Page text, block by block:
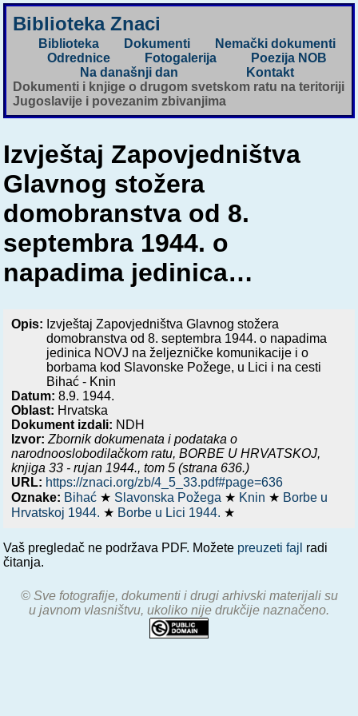
Biblioteka Znaci
Biblioteka Dokumenti
Nemački dokumenti
Odrednice
Fotogalerija
Poezija NOB
Na današnji dan
Kontakt
Dokumenti i knjige o drugom svetskom ratu na teritoriji
Jugoslavije i povezanim zbivanjima
Izvještaj Zapovjedništva
Glavnog stožera
domobranstva od 8.
septembra 1944. o
napadima jedinica…
Opis: Izvještaj Zapovjedništva Glavnog stožera
domobranstva od 8. septembra 1944. o napadima
jedinica NOVJ na željezničke komunikacije i o
borbama kod Slavonske Požege, u Lici i na cesti
Bihać - Knin
Datum:8.9. 1944.
Oblast: Hrvatska
Dokument izdali: NDH
Izvor: Zbornik dokumenata i podataka o
narodnooslobodilačkom ratu,BORBE U HRVATSKOJ,
knjiga 33 - rujan 1944., tom 5 (strana 636.)
URL: https://znaci.org/zb/4_5_33.pdf#page=636
Oznake: Bihać ★ Slavonska Požega ★ Knin ★ Borbe u
Hrvatskoj 1944. ★ Borbe u Lici 1944. ★
Vaš pregledač ne podržava PDF. Možete preuzeti fajl radi
čitanja.
© Sve fotografije, dokumenti i drugi arhivski materijali su
u javnom vlasništvu, ukoliko nije drukčije naznačeno.